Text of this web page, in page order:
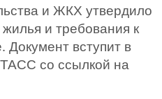
и ЖКХ утвердило
и требования к
Документ вступит в
со ссылкой на